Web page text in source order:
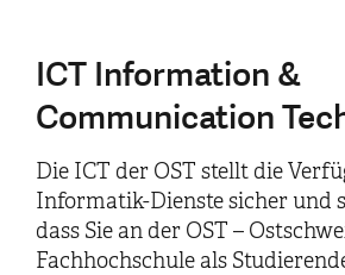
ICT Information &
Communication
Die ICT der OST stellt die
Informatik-Dienste sicher und
dass Sie an der OST –
Fachhochschule als